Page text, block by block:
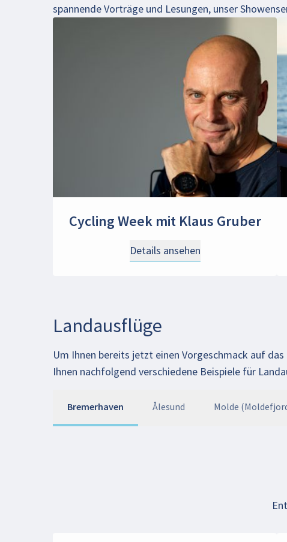
spannende Vorträge und Lesungen, unser
Cycling Week mit Klaus Gruber
Details ansehen
Landausflüge
Um Ihnen bereits jetzt einen Vorgeschmack auf
Ihnen nachfolgend verschiedene Beispiele für
Bremerhaven Ålesund Molde